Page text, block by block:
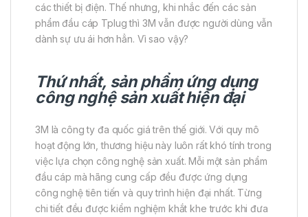
các thiết bị điện. Thế nhưng, khi nhắc đến các sản
phẩm đầu cáp Tplug thì 3M vẫn được người dùng vẫn
dành sự ưu ái hơn hẳn. Vì sao vậy?
Thứ nhất, sản phẩm ứng dụng
công nghệ sản xuất hiện đại
3M là công ty đa quốc giá trên thế giới. Với quy mô
hoạt động lớn, thương hiệu này luôn rất khó tính trong
việc lựa chọn công nghệ sản xuất. Mỗi một sản phẩm
đầu cáp mà hãng cung cấp đều được ứng dụng
công nghệ tiên tiến và quy trình hiện đại nhất. Từng
chi tiết đều được kiểm nghiệm khắt khe trước khi đưa